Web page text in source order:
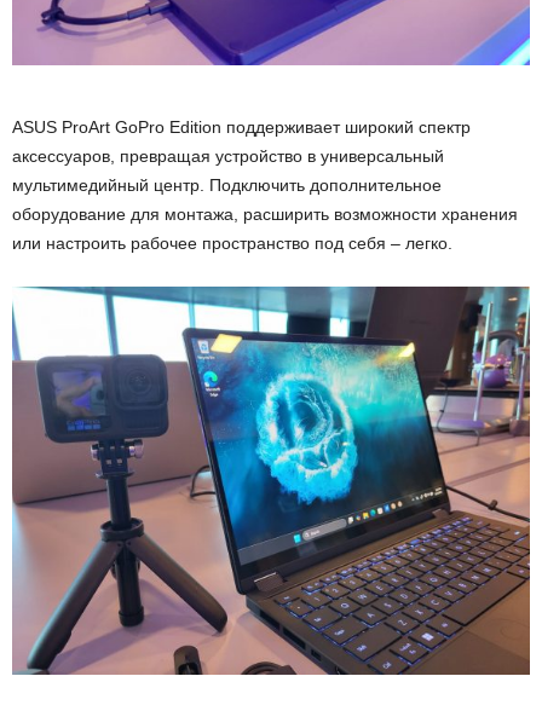
ASUS ProArt GoPro Edition поддерживает широкий спектр
аксессуаров, превращая устройство в универсальный
мультимедийный центр. Подключить дополнительное
оборудование для монтажа, расширить возможности хранения
или настроить рабочее пространство под себя – легко.